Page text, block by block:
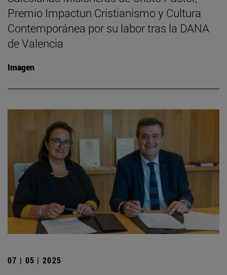
Premio Impactun Cristianismo y Cultura
Contemporánea por su labor tras la DANA
de Valencia
Imagen
07 | 05 | 2025